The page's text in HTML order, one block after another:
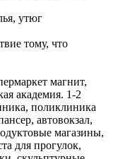
утюг
тому, что
магнит,
академия. 1-2
поликлиника
автовокзал,
магазины,
для прогулок,